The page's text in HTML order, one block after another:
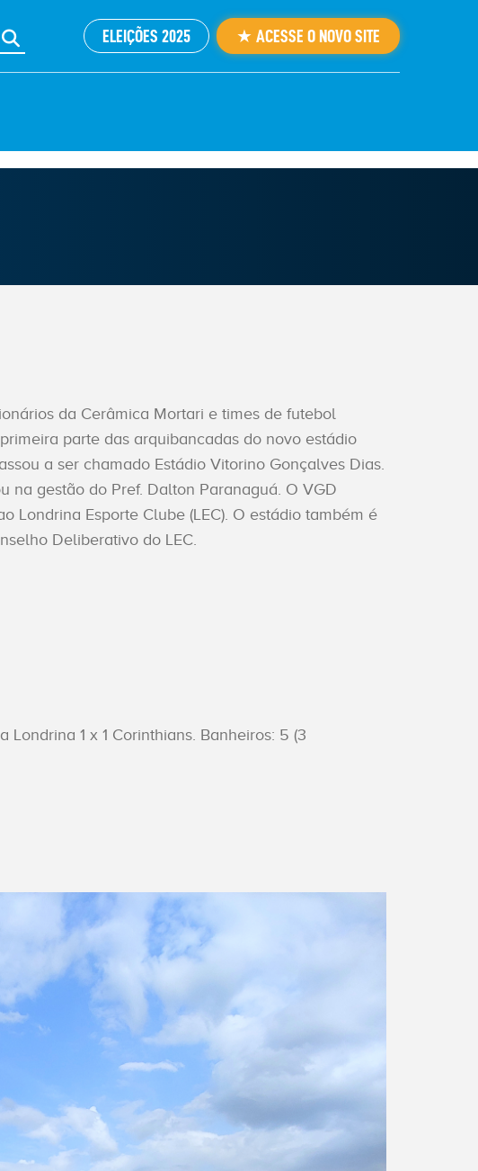
ELEIÇÕES 2025 ★ ACESSE O NOVO SITE
da Cerâmica Mortari e times de futebol
parte das arquibancadas do novo estádio
a ser chamado Estádio Vitorino Gonçalves Dias.
na gestão do Pref. Dalton Paranaguá. O VGD
Londrina Esporte Clube (LEC). O estádio também é
Deliberativo do LEC.
1 x 1 Corinthians. Banheiros: 5 (3